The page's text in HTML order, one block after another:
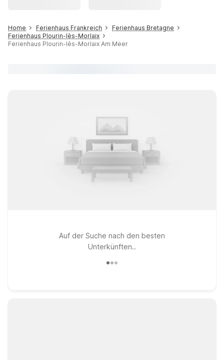
Home Ferienhaus Frankreich
Ferienhaus Bretagne
Ferienhaus Plourin-lès-Morlaix
Ferienhaus Plourin-lès-Morlaix Am Meer
Auf der Suche nach den besten
Unterkünften..